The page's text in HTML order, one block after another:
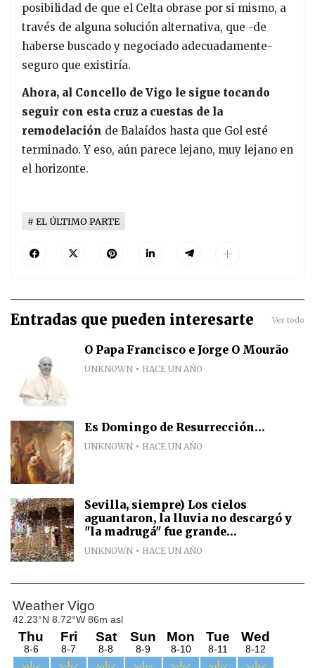
posibilidad de que el Celta obrase por si mismo, a
través de alguna solución alternativa, que -de
haberse buscado y negociado adecuadamente-
seguro que existiría.
Ahora, al Concello de Vigo le sigue tocando
seguir con esta cruz a cuestas de la
remodelación de Balaídos hasta que Gol esté
terminado. Y eso, aún parece lejano, muy lejano en
el horizonte.
EL ÚLTIMO PARTE
Entradas que pueden interesarte Ver todo
O Papa Francisco e Jorge O Mourão
UNKNOWN HACE UN AÑO
Es Domingo de Resurrección...
UNKNOWN HACE UN AÑO
Sevilla, siempre) Los cielos
aguantaron, la lluvia no descargó y
"la madrugá" fue grande...
UNKNOWN HACE UN AÑO